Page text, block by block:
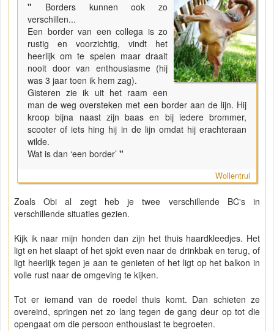
" Borders kunnen ook zo
verschillen...
Een border van een collega is zo
rustig en voorzichtig, vindt het
heerlijk om te spelen maar draait
nooit door van enthousiasme (hij
was 3 jaar toen ik hem zag).
Gisteren zie ik uit het raam een
man de weg oversteken met een border aan de lijn. Hij
kroop bijna naast zijn baas en bij iedere brommer,
scooter of iets hing hij in de lijn omdat hij erachteraan
wilde.
Wat is dan ‘een border’ "
Wollentrui
Zoals Obi al zegt heb je twee verschillende BC's in
verschillende situaties gezien.
Kijk ik naar mijn honden dan zijn het thuis haardkleedjes. Het
ligt en het slaapt of het sjokt even naar de drinkbak en terug, of
ligt heerlijk tegen je aan te genieten of het ligt op het balkon in
volle rust naar de omgeving te kijken.
Tot er iemand van de roedel thuis komt. Dan schieten ze
overeind, springen net zo lang tegen de gang deur op tot die
opengaat om die persoon enthousiast te begroeten.